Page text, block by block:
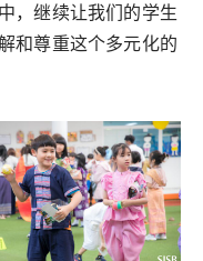
，继续让我们的学生
和尊重这个多元化的